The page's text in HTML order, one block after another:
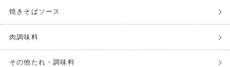
焼きそばソース
肉調味料
その他たれ・調味料